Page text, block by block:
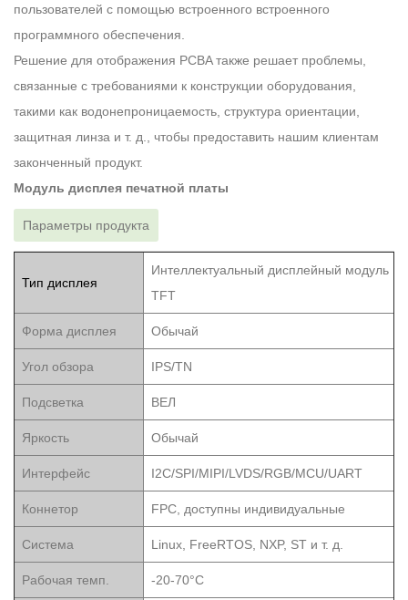
пользователей с помощью встроенного встроенного
программного обеспечения.
Решение для отображения PCBA также решает проблемы,
связанные с требованиями к конструкции оборудования,
такими как водонепроницаемость, структура ориентации,
защитная линза и т. д., чтобы предоставить нашим клиентам
законченный продукт.
Модуль дисплея печатной платы
Параметры продукта
Тип дисплея
Интеллектуальный дисплейный модуль
TFT
Форма дисплея Обычай
Угол обзора IPS/TN
Подсветка ВЕЛ
Яркость Обычай
Интерфейс I2C/SPI/MIPI/LVDS/RGB/MCU/UART
Коннетор FPC, доступны индивидуальные
Система Linux, FreeRTOS, NXP, ST и т. д.
Рабочая темп. -20-70°С